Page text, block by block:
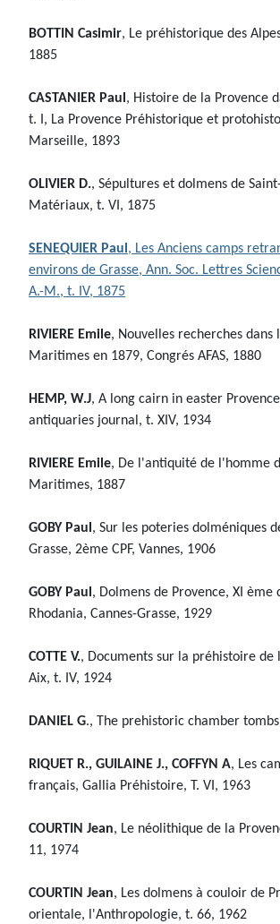
BOTTIN Casimir, Le préhistorique des
1885
CASTANIER Paul, Histoire de la Provence
t. I, La Provence Préhistorique et
Marseille, 1893
OLIVIER D., Sépultures et dolmens de
Matériaux, t. VI, 1875
SENEQUIER Paul, Les Anciens camps
environs de Grasse, Ann. Soc. Lettres
A.-M., t. IV, 1875
RIVIERE Emile, Nouvelles recherches dans
Maritimes en 1879, Congrés AFAS, 1880
HEMP, W.J, A long cairn in easter
antiquaries journal, t. XIV, 1934
RIVIERE Emile, De l'antiquité de l'homme
Maritimes, 1887
GOBY Paul, Sur les poteries dolméniques
Grasse, 2ème CPF, Vannes, 1906
GOBY Paul, Dolmens de Provence, XI ème
Rhodania, Cannes-Grasse, 1929
COTTE V., Documents sur la préhistoire de
Aix, t. IV, 1924
DANIEL G., The prehistoric chamber
RIQUET R., GUILAINE J., COFFYN A, Les
français, Gallia Préhistoire, T. VI, 1963
COURTIN Jean, Le néolithique de la
11, 1974
COURTIN Jean, Les dolmens à couloir de
orientale, l'Anthropologie, t. 66, 1962